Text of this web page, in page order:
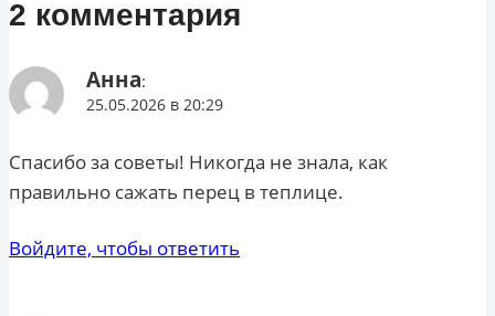
2 комментария
Анна:
25.05.2026 в 20:29
Спасибо за советы! Никогда не знала, как
правильно сажать перец в теплице.
Войдите, чтобы ответить